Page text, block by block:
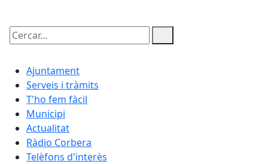
Cercar:
Ajuntament
Serveis i tràmits
T'ho fem fàcil
Municipi
Actualitat
Ràdio Corbera
Telèfons d'interès